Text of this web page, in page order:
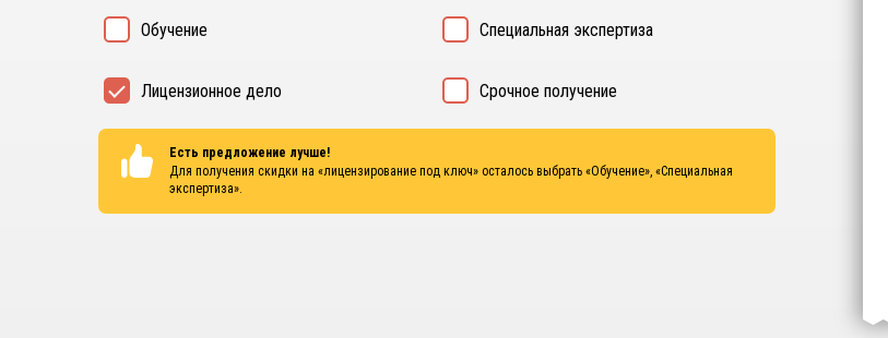
Обучение Специальная экспертиза
Лицензионное дело Срочное получение
Есть предложение лучше!
Для получения скидки на «лицензирование под ключ» осталось выбрать «Обучение», «Специальная
экспертиза».